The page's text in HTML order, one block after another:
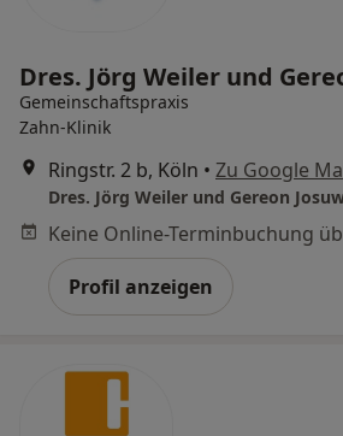
Dres. Jörg Weiler und
Gemeinschaftspraxis
Zahn-Klinik
Ringstr. 2 b, Köln • Zu Google
Dres. Jörg Weiler und Gereon
Profil anzeigen